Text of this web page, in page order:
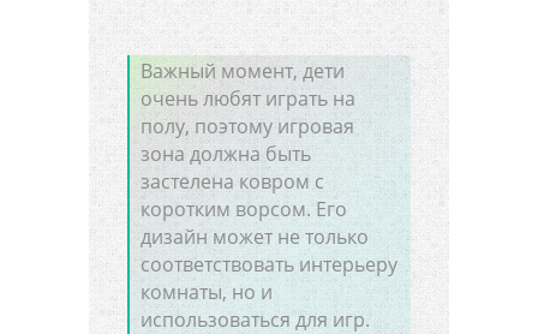
Важный момент, дети
очень любят играть на
полу, поэтому игровая
зона должна быть
застелена ковром с
коротким ворсом. Его
дизайн может не только
соответствовать интерьеру
комнаты, но и
использоваться для игр.